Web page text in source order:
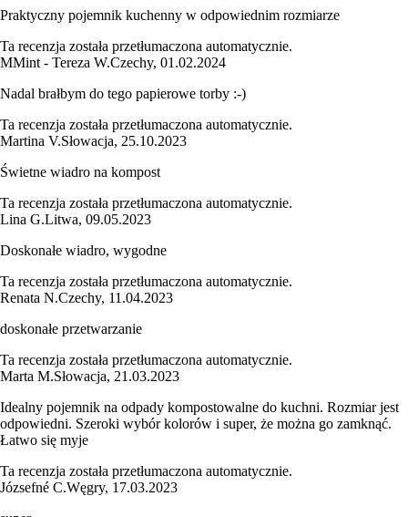
Praktyczny pojemnik kuchenny w odpowiednim rozmiarze
Ta recenzja została przetłumaczona automatycznie.
MMint - Tereza W.Czechy, 01.02.2024
Nadal brałbym do tego papierowe torby :-)
Ta recenzja została przetłumaczona automatycznie.
Martina V.Słowacja, 25.10.2023
Świetne wiadro na kompost
Ta recenzja została przetłumaczona automatycznie.
Lina G.Litwa, 09.05.2023
Doskonałe wiadro, wygodne
Ta recenzja została przetłumaczona automatycznie.
Renata N.Czechy, 11.04.2023
doskonałe przetwarzanie
Ta recenzja została przetłumaczona automatycznie.
Marta M.Słowacja, 21.03.2023
Idealny pojemnik na odpady kompostowalne do kuchni. Rozmiar jest
odpowiedni. Szeroki wybór kolorów i super, że można go zamknąć.
Łatwo się myje
Ta recenzja została przetłumaczona automatycznie.
Józsefné C.Węgry, 17.03.2023